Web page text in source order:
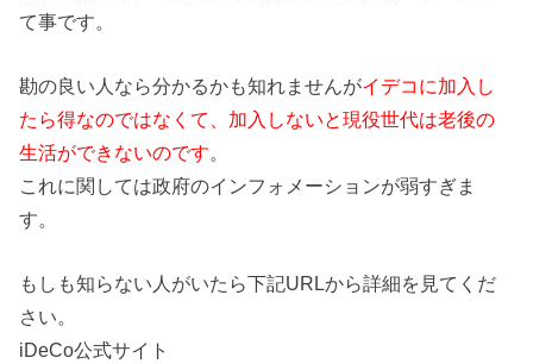
て事です。
勘の良い人なら分かるかも知れませんがイデコに加入し
たら得なのではなくて、加入しないと現役世代は老後の
生活ができないのです。
これに関しては政府のインフォメーションが弱すぎま
す。
もしも知らない人がいたら下記URLから詳細を見てくだ
さい。
iDeCo公式サイト